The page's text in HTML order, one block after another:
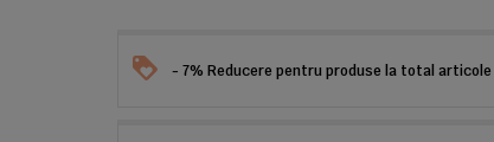
- 7% Reducere pentru produse la total articole